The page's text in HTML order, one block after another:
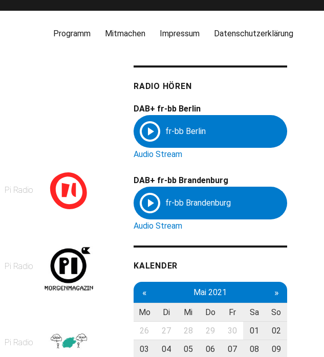
Programm Mitmachen Impressum Datenschutzerklärung
Pi Radio
Pi Radio
Pi Radio
RADIO HÖREN
DAB+ fr-bb Berlin
Audio Stream
DAB+ fr-bb Brandenburg
Audio Stream
KALENDER
« Mai 2021 »
Mo Di Mi Do Fr Sa
So
26
27 28 29 30 01
02
03
04 05 06 07 08
09